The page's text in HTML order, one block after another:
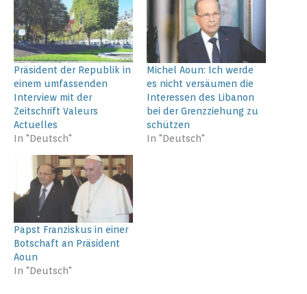
Präsident der Republik in
einem umfassenden
Interview mit der
Zeitschrift Valeurs
Actuelles
In "Deutsch"
Michel Aoun: Ich werde
es nicht versäumen die
Interessen des Libanon
bei der Grenzziehung zu
schützen
In "Deutsch"
Papst Franziskus in einer
Botschaft an Präsident
Aoun
In "Deutsch"